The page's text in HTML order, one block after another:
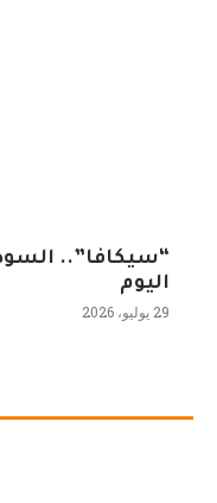
“سيكافا”..
اليوم
29 يوليو، 2026